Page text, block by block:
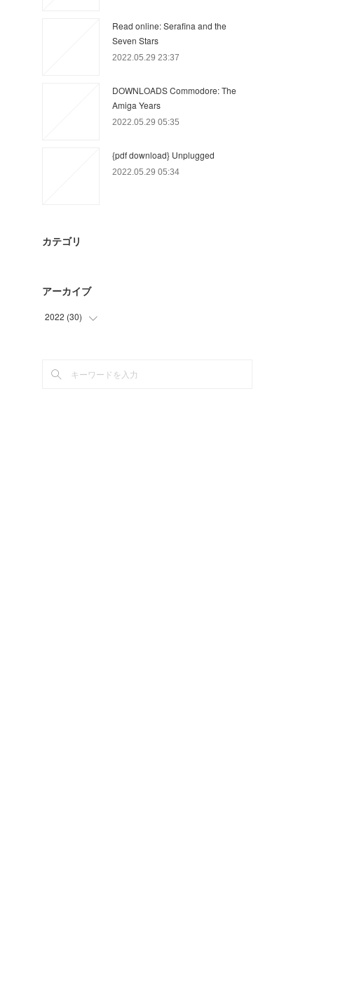
Read online: Serafina and the
Seven Stars
2022.05.29 23:37
DOWNLOADS Commodore: The
Amiga Years
2022.05.29 05:35
{pdf download} Unplugged
2022.05.29 05:34
カテゴリ
アーカイブ
2022 (30)